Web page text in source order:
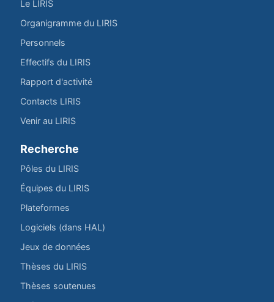
Le LIRIS
Organigramme du LIRIS
Personnels
Effectifs du LIRIS
Rapport d'activité
Contacts LIRIS
Venir au LIRIS
Recherche
Pôles du LIRIS
Équipes du LIRIS
Plateformes
Logiciels (dans HAL)
Jeux de données
Thèses du LIRIS
Thèses soutenues